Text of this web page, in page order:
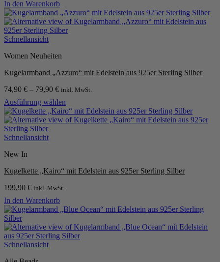
In den Warenkorb
Schnellansicht
Women Neuheiten
Kugelarmband „Azzuro“ mit Edelstein aus 925er Sterling Silber
74,90 € – 79,90 € inkl. MwSt.
Ausführung wählen
Dieses
Produkt
weist
mehrere
auf.
Optionen
auf
der
Produktseite
gewählt
werden
Schnellansicht
New In
Kugelkette „Kairo“ mit Edelstein aus 925er Sterling Silber
199,90 € inkl. MwSt.
In den Warenkorb
Schnellansicht